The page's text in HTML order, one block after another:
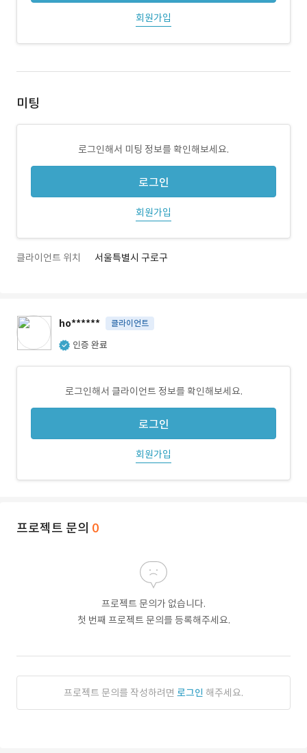
회원가입
미팅
로그인해서 미팅 정보를 확인해보세요.
로그인
회원가입
클라이언트 위치 서울특별시 구로구
ho****** 클라이언트
인증 완료
로그인해서 클라이언트 정보를 확인해보세요.
로그인
회원가입
프로젝트 문의 0
프로젝트 문의가 없습니다.
첫 번째 프로젝트 문의를 등록해주세요.
프로젝트 문의를 작성하려면 로그인 해주세요.